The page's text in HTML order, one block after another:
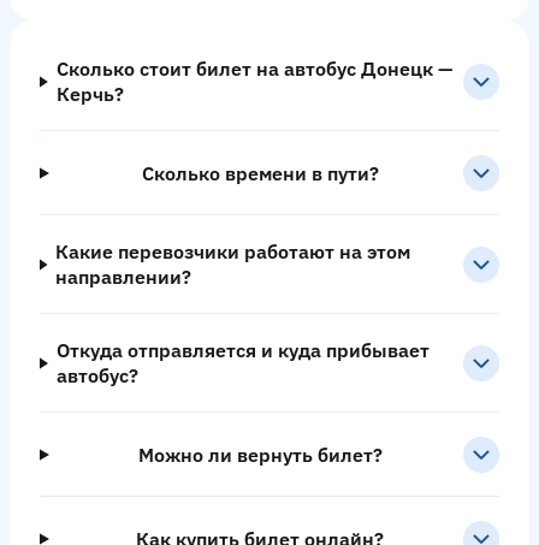
Сколько стоит билет на автобус Донецк —
Керчь?
Сколько времени в пути?
Какие перевозчики работают на этом
направлении?
Откуда отправляется и куда прибывает
автобус?
Можно ли вернуть билет?
Как купить билет онлайн?